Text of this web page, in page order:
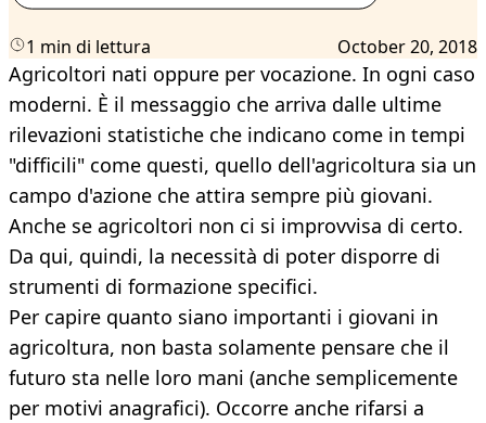
1 min di lettura October 20, 2018
Agricoltori nati oppure per vocazione. In ogni caso
moderni. È il messaggio che arriva dalle ultime
rilevazioni statistiche che indicano come in tempi
"difficili" come questi, quello dell'agricoltura sia un
campo d'azione che attira sempre più giovani.
Anche se agricoltori non ci si improvvisa di certo.
Da qui, quindi, la necessità di poter disporre di
strumenti di formazione specifici.
Per capire quanto siano importanti i giovani in
agricoltura, non basta solamente pensare che il
futuro sta nelle loro mani (anche semplicemente
per motivi anagrafici). Occorre anche rifarsi a